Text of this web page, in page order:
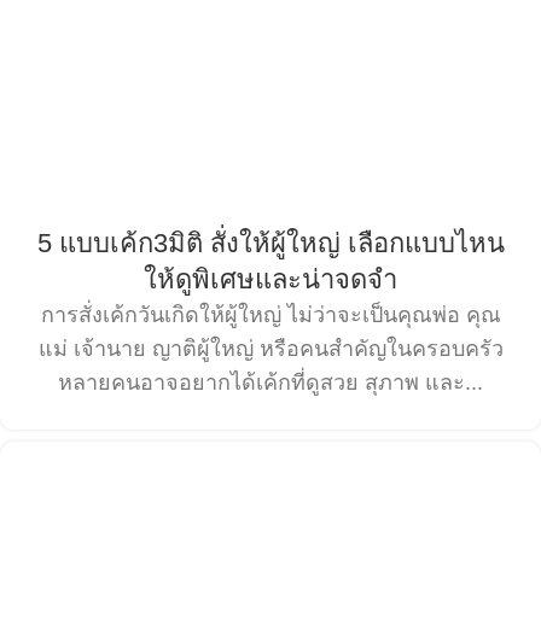
5 แบบเค้ก3มิติ สั่งให้ผู้ใหญ่ เลือกแบบไหน
ให้ดูพิเศษและน่าจดจำ
การสั่งเค้กวันเกิดให้ผู้ใหญ่ ไม่ว่าจะเป็นคุณพ่อ คุณ
แม่ เจ้านาย ญาติผู้ใหญ่ หรือคนสำคัญในครอบครัว
หลายคนอาจอยากได้เค้กที่ดูสวย สุภาพ และ...